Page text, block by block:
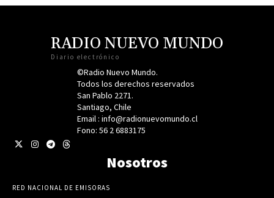
RADIO NUEVO MUNDO
Diario electrónico
©Radio Nuevo Mundo.
Todos los derechos reservados
San Pablo 2271.
Santiago, Chile
Email : info@radionuevomundo.cl
Fono: 56 2 6883175
Nosotros
RED NACIONAL DE EMISORAS